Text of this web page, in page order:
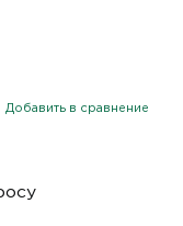
Добавить в сравнение